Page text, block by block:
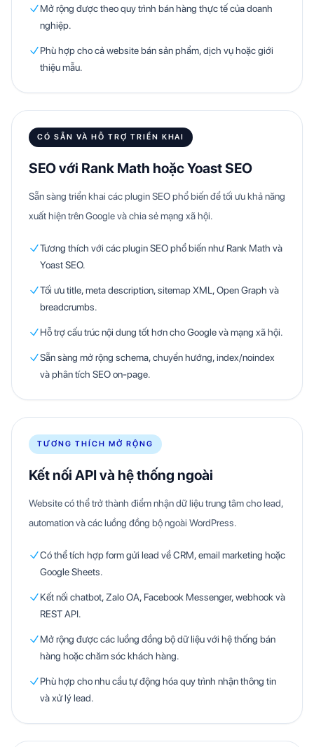
Mở rộng được theo quy trình bán hàng thực tế của doanh
nghiệp.
Phù hợp cho cả website bán sản phẩm, dịch vụ hoặc giới
thiệu mẫu.
CÓ SẴN VÀ HỖ TRỢ TRIỂN KHAI
SEO với Rank Math hoặc Yoast SEO
Sẵn sàng triển khai các plugin SEO phổ biến để tối ưu khả năng
xuất hiện trên Google và chia sẻ mạng xã hội.
Tương thích với các plugin SEO phổ biến như Rank Math và
Yoast SEO.
Tối ưu title, meta description, sitemap XML, Open Graph và
breadcrumbs.
Hỗ trợ cấu trúc nội dung tốt hơn cho Google và mạng xã hội.
Sẵn sàng mở rộng schema, chuyển hướng, index/noindex
và phân tích SEO on-page.
TƯƠNG THÍCH MỞ RỘNG
Kết nối API và hệ thống ngoài
Website có thể trở thành điểm nhận dữ liệu trung tâm cho lead,
automation và các luồng đồng bộ ngoài WordPress.
Có thể tích hợp form gửi lead về CRM, email marketing hoặc
Google Sheets.
Kết nối chatbot, Zalo OA, Facebook Messenger, webhook và
REST API.
Mở rộng được các luồng đồng bộ dữ liệu với hệ thống bán
hàng hoặc chăm sóc khách hàng.
Phù hợp cho nhu cầu tự động hóa quy trình nhận thông tin
và xử lý lead.